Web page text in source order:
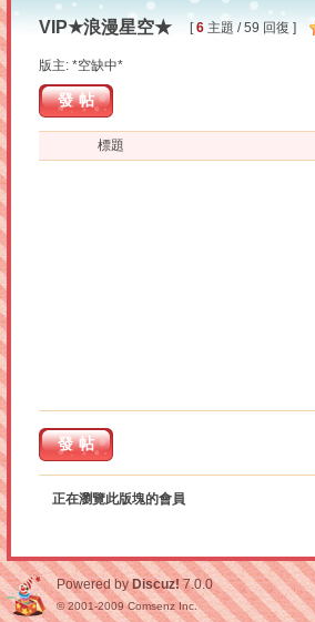
VIP★浪漫星空★ [6 主題 / 59 回復 ]
版主: *空缺中*
發帖
標題
發帖
正在瀏覽此版塊的會員
Powered byDiscuz! 7.0.0
© 2001-2009Comsenz Inc.